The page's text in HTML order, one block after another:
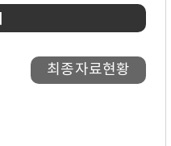
최종자료현황